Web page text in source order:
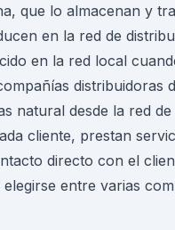
que lo almacenan y
en la red de
en la red local
distribuidoras
natural desde la red
cliente, prestan
directo con el
entre varias